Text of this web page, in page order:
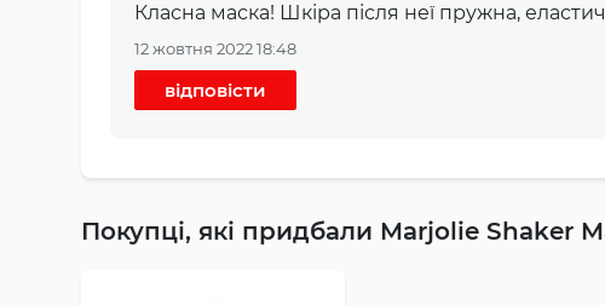
Класна маска! Шкіра після неї пружна,
12 жовтня 2022 18:48
відповісти
Покупці, які придбали Marjolie Shaker